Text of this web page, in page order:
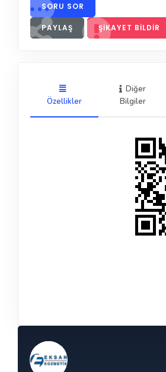
SORU SOR
PAYLAŞ ŞIKAYET BILDIR
Özellikler
Diğer
Bilgiler